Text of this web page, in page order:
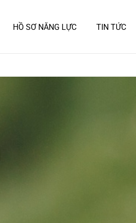
HỒ SƠ NĂNG LỰC TIN TỨC